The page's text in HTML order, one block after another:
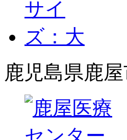
鹿児島県鹿